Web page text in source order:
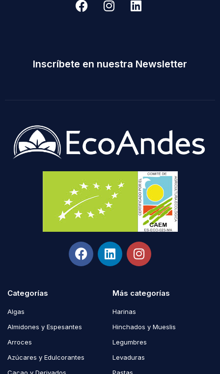
Inscríbete en nuestra Newsletter
Categorías
Algas
Almidones y Espesantes
Arroces
Azúcares y Edulcorantes
Cacao y Derivados
Más categorías
Harinas
Hinchados y Mueslis
Legumbres
Levaduras
Pastas